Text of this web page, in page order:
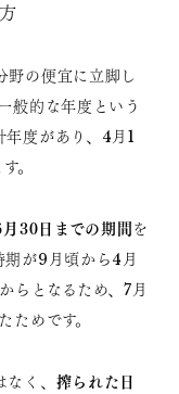
野の便宜に立脚し
般的な年度という
年度があり、4月1
。
30日までの期間を
期が9月頃から4月
らとなるため、7月
ためです。
く、 搾られた日